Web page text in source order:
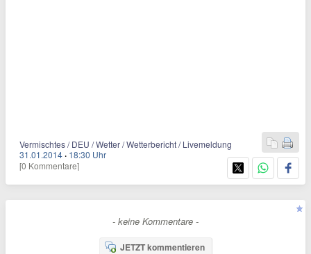
Vermischtes / DEU / Wetter / Wetterbericht / Livemeldung
31.01.2014 · 18:30 Uhr
[0 Kommentare]
- keine Kommentare -
JETZT kommentieren